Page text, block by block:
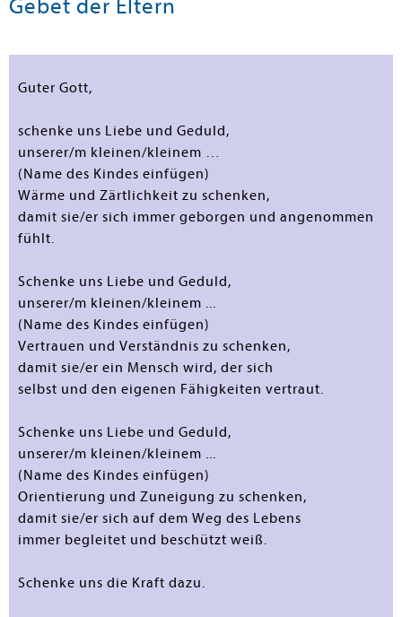
Gebet der Eltern
Guter Gott,
schenke uns Liebe und Geduld,
unserer/m kleinen/kleinem …
(Name des Kindes einfügen)
Wärme und Zärtlichkeit zu schenken,
damit sie/er sich immer geborgen und angenommen
fühlt.
Schenke uns Liebe und Geduld,
unserer/m kleinen/kleinem ...
(Name des Kindes einfügen)
Vertrauen und Verständnis zu schenken,
damit sie/er ein Mensch wird, der sich
selbst und den eigenen Fähigkeiten vertraut.
Schenke uns Liebe und Geduld,
unserer/m kleinen/kleinem ...
(Name des Kindes einfügen)
Orientierung und Zuneigung zu schenken,
damit sie/er sich auf dem Weg des Lebens
immer begleitet und beschützt weiß.
Schenke uns die Kraft dazu.